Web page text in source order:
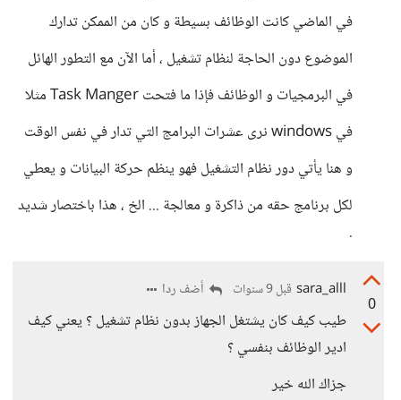
في الماضي كانت الوظائف بسيطة و كان من الممكن تدارك
الموضوع دون الحاجة لنظام تشغيل ، أما الآن مع التطور الهائل
في البرمجيات و الوظائف فإذا ما فتحت Task Manger مثلا
في windows نرى عشرات البرامج التي تدار في نفس الوقت
و هنا يأتي دور نظام التشغيل فهو ينظم حركة البيانات و يعطي
لكل برنامج حقه من ذاكرة و معالجة ... الخ ، هذا باختصار شديد
.
0
sara_alll قبل 9 سنوات أضف ردا
طيب كيف كان يشتغل الجهاز بدون نظام تشغيل ؟ يعني كيف
ادير الوظائف بنفسي ؟
جزاك الله خير